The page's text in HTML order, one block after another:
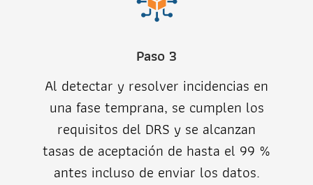
Paso 3
Al detectar y resolver incidencias en
una fase temprana, se cumplen los
requisitos del DRS y se alcanzan
tasas de aceptación de hasta el 99 %
antes incluso de enviar los datos.